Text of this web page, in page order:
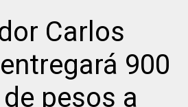
Carlos
900
pesos a